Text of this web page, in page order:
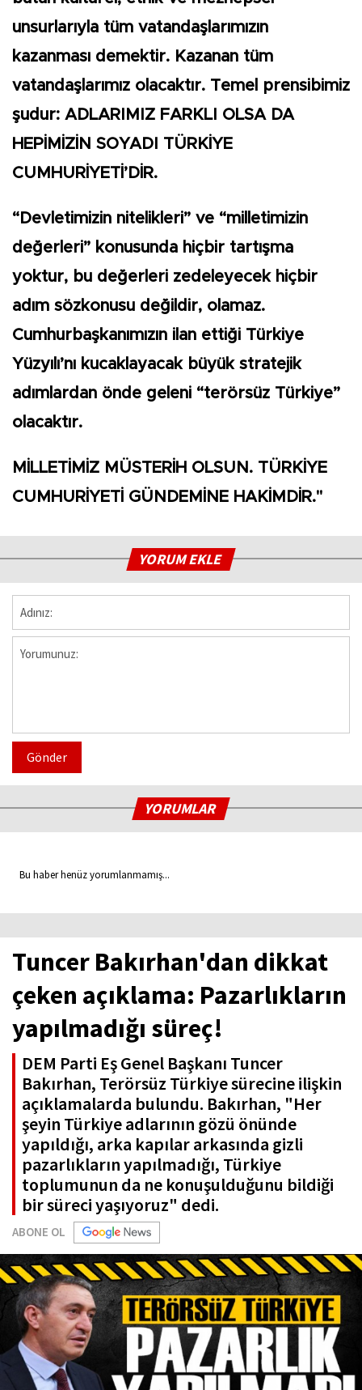
unsurlarıyla tüm vatandaşlarımızın
kazanması demektir. Kazanan tüm
vatandaşlarımız olacaktır. Temel prensibimiz
şudur: ADLARIMIZ FARKLI OLSA DA
HEPİMİZİN SOYADI TÜRKİYE
CUMHURİYETİ’DİR.
“Devletimizin nitelikleri” ve “milletimizin
değerleri” konusunda hiçbir tartışma
yoktur, bu değerleri zedeleyecek hiçbir
adım sözkonusu değildir, olamaz.
Cumhurbaşkanımızın ilan ettiği Türkiye
Yüzyılı’nı kucaklayacak büyük stratejik
adımlardan önde geleni “terörsüz Türkiye”
olacaktır.
MİLLETİMİZ MÜSTERİH OLSUN. TÜRKİYE
CUMHURİYETİ GÜNDEMİNE HAKİMDİR."
YORUM EKLE
Gönder
YORUMLAR
Bu haber henüz yorumlanmamış...
Tuncer Bakırhan'dan dikkat
çeken açıklama: Pazarlıkların
yapılmadığı süreç!
DEM Parti Eş Genel Başkanı Tuncer
Bakırhan, Terörsüz Türkiye sürecine ilişkin
açıklamalarda bulundu. Bakırhan, "Her
şeyin Türkiye adlarının gözü önünde
yapıldığı, arka kapılar arkasında gizli
pazarlıkların yapılmadığı, Türkiye
toplumunun da ne konuşulduğunu bildiği
bir süreci yaşıyoruz" dedi.
ABONE OL